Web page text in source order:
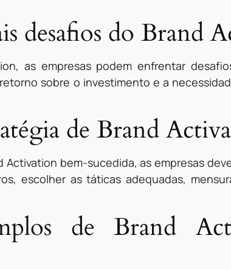
desafios do Brand
as empresas podem enfrentar
sobre o investimento e a
de Brand
Activation bem-sucedida, as empresas
escolher as táticas adequadas,
de Brand